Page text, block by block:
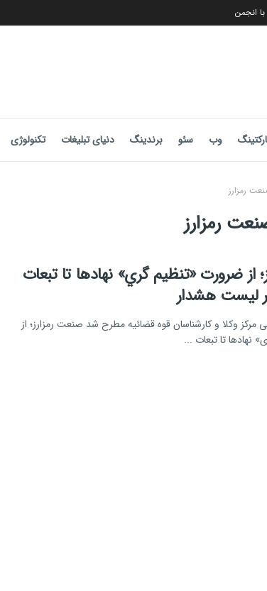
انجمن
وب سئو برندینگ دنیای تبلیغات تکنولوژی
رمزارز
رمزارز
از ضرورت «تنظيم گري» نهادها تا تبعات
ليست هشدار
وکلا و کارشناسان قوه قضائیه مطرح شد صنعت رمزارز؛ از
نهادها تا تبعات ...